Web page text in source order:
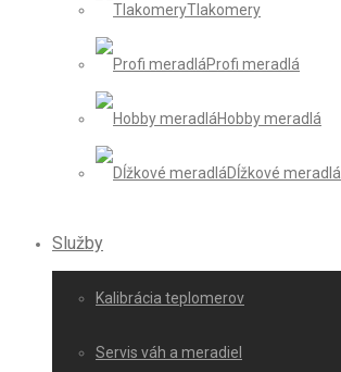
Tlakomery
Profi meradlá
Hobby meradlá
Dĺžkové meradlá
Služby
Kalibrácia teplomerov
Servis váh a meradiel